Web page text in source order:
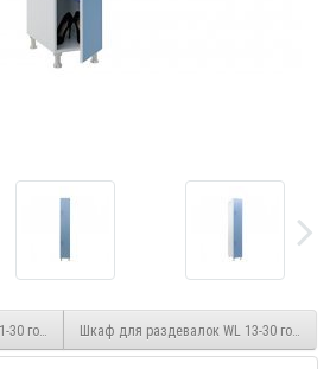
голубой/белыйШкаф для раздевалок WL 13-30